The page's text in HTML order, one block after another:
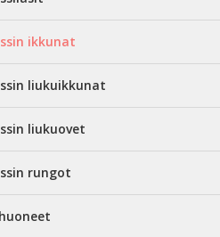
ikkunat
liukuikkunat
liukuovet
rungot